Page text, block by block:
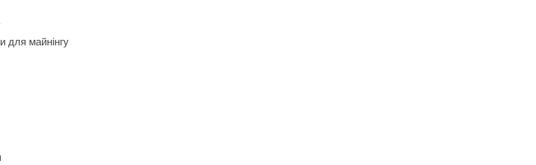
для майнінгу